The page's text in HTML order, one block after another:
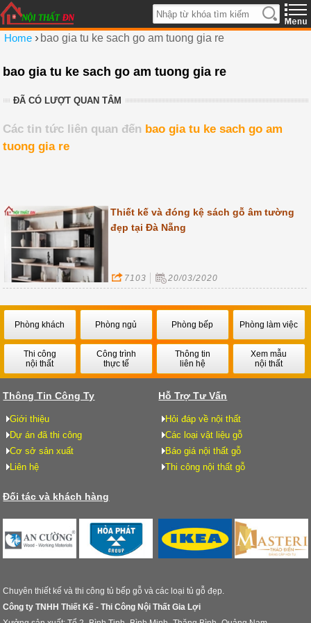
Home › bao gia tu ke sach go am tuong gia re
bao gia tu ke sach go am tuong gia re
ĐÃ CÓ LƯỢT QUAN TÂM
Các tin tức liên quan đến bao gia tu ke sach go am
tuong gia re
Thiết kế và đóng kệ sách gỗ âm tường
đẹp tại Đà Nẵng
7103 20/03/2020
Phòng khách Phòng ngủ Phòng bếp Phòng làm việc
Thi công
nội thất
Công trình
thực tế
Thông tin
liên hệ
Xem mẫu
nội thất
Thông Tin Công Ty
Giới thiệu
Dự án đã thi công
Cơ sở sản xuất
Liên hệ
Hỗ Trợ Tư Vấn
Hỏi đáp về nội thất
Các loại vật liệu gỗ
Báo giá nội thất gỗ
Thi công nội thất gỗ
Đối tác và khách hàng
Chuyên thiết kế và thi công tủ bếp gỗ và các loại tủ gỗ đẹp.
Công ty TNHH Thiết Kế - Thi Công Nội Thất Gia Lợi